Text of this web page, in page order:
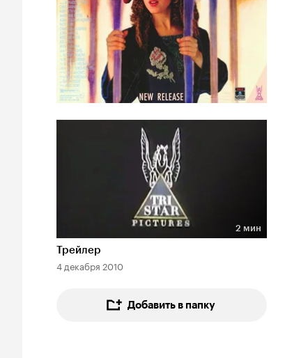
Длительность 2 мин
2 мин
Трейлер
4 декабря 2010
Добавить в папку